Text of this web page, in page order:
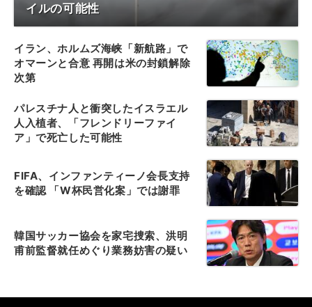
イルの可能性
イラン、ホルムズ海峡「新航路」で
オマーンと合意 再開は米の封鎖解除
次第
パレスチナ人と衝突したイスラエル
人入植者、「フレンドリーファイ
ア」で死亡した可能性
FIFA、インファンティーノ会長支持
を確認 「W杯民営化案」では謝罪
韓国サッカー協会を家宅捜索、洪明
甫前監督就任めぐり業務妨害の疑い